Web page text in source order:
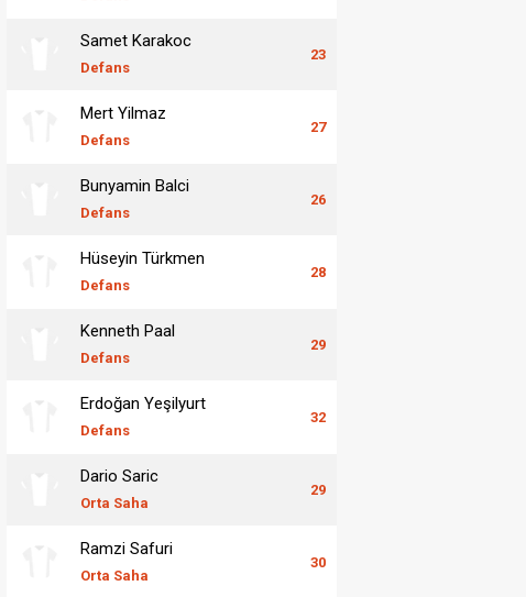
Samet Karakoc
Defans
23
Mert Yilmaz
Defans
27
Bunyamin Balci
Defans
26
Hüseyin Türkmen
Defans
28
Kenneth Paal
Defans
29
Erdoğan Yeşilyurt
Defans
32
Dario Saric
Orta Saha
29
Ramzi Safuri
Orta Saha
30